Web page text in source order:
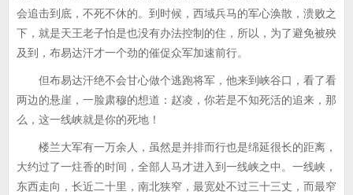
会追击到底，不死不休的。到时候，西域兵马的军心涣散，溃败之
下，就是天王老子怕是也没有办法控制的住，所以，为了避免被殃
及到，布易达汗才一个劲的催促众军加速前行。
但布易达汗绝不会甘心做个逃跑将军，他来到峡谷口，看了看
两边的悬崖，一脸肃穆的想道：赵凌，你若是不知死活的追来，那
么，这一线峡就是你的死地！
楼兰大军有一万余人，虽然是并排而行也是绵延很长的距离，
大约过了一炷香的时间，全部人马才进入到一线峡之中。一线峡，
东西走向，长近二十里，南北狭窄，最宽处不过三十三丈，而最窄